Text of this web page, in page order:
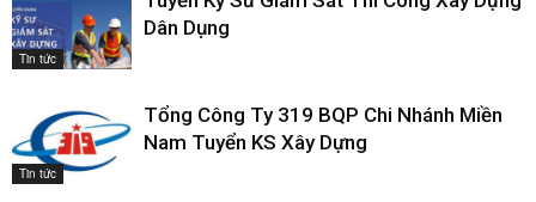
Tin tức
Dân Dụng
Tin tức
Tổng Công Ty 319 BQP Chi Nhánh Miền
Nam Tuyển KS Xây Dựng